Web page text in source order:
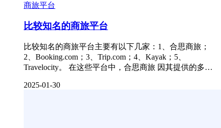
商旅平台
比较知名的商旅平台
比较知名的商旅平台主要有以下几家：1、合思商旅；
2、Booking.com；3、Trip.com；4、Kayak；5、
Travelocity。 在这些平台中，合思商旅 因其提供的多…
2025-01-30